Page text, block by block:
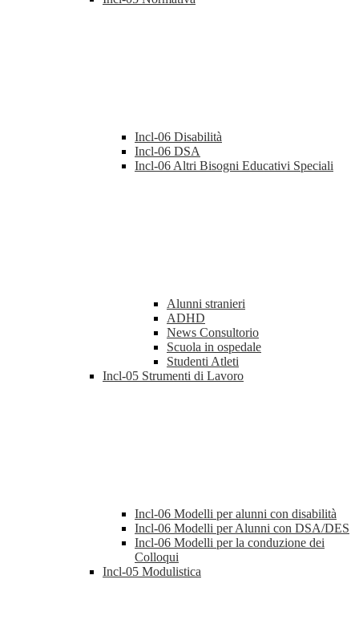
Incl-06 Disabilità
Incl-06 DSA
Incl-06 Altri Bisogni Educativi Speciali
Alunni stranieri
ADHD
News Consultorio
Scuola in ospedale
Studenti Atleti
Incl-05 Strumenti di Lavoro
Incl-06 Modelli per alunni con disabilità
Incl-06 Modelli per Alunni con DSA/DES
Incl-06 Modelli per la conduzione dei
Colloqui
Incl-05 Modulistica